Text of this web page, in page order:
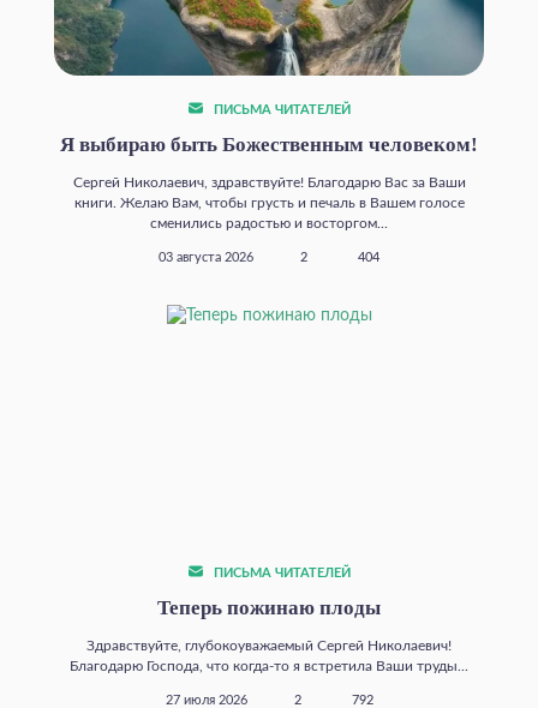
ПИСЬМА ЧИТАТЕЛЕЙ
Я выбираю быть Божественным человеком!
Сергей Николаевич, здравствуйте! Благодарю Вас за Ваши
книги. Желаю Вам, чтобы грусть и печаль в Вашем голосе
сменились радостью и восторгом...
03 августа 2026 2 404
ПИСЬМА ЧИТАТЕЛЕЙ
Теперь пожинаю плоды
Здравствуйте, глубокоуважаемый Сергей Николаевич!
Благодарю Господа, что когда‑то я встретила Ваши труды...
27 июля 2026 2 792